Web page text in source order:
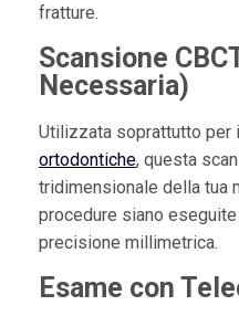
fratture.
Scansione
Necessaria)
Utilizzata soprattutto per
ortodontiche, questa
tridimensionale della tua
procedure siano
precisione millimetrica.
Esame con